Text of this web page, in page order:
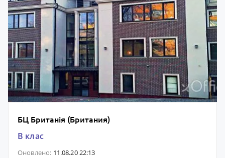
БЦ Британія (Британия)
B клас
Оновлено: 11.08.20 22:13